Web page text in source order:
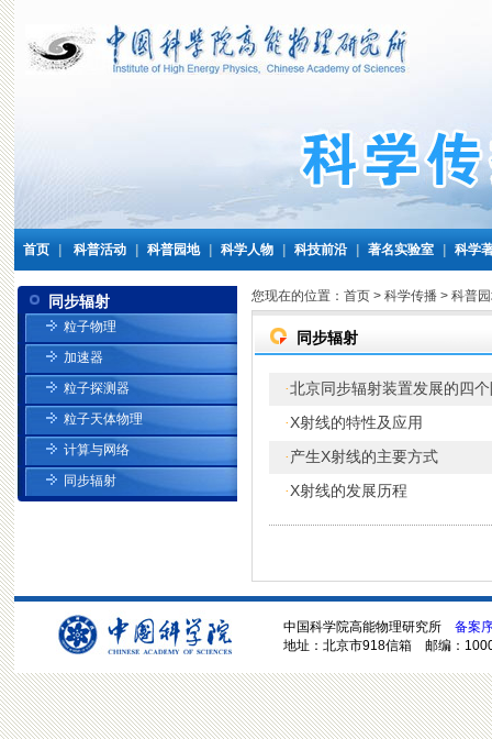
首页 科普活动 科普园地 科学人物 科技前沿 著名实验室 科学
同步辐射
粒子物理
加速器
粒子探测器
粒子天体物理
计算与网络
同步辐射
您现在的位置： 首页> 科学传播> 科普
同步辐射
·北京同步辐射装置发展的四
· X射线的特性及应用
· 产生X射线的主要方式
· X射线的发展历程
中国科学院高能物理研究所 备案
地址：北京市918信箱 邮编：